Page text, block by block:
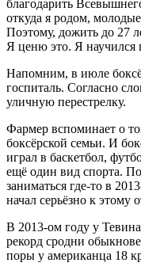
благодарить
откуда я родом,
Поэтому, дожить до 27
Я ценю это. Я научился
Напомним, в июле
госпиталь. Согласно
уличную перестрелку.
Фармер вспоминает о
боксёрской семьи. И
играл в баскетбол,
ещё один вид спорта.
заниматься где-то в
начал серьёзно к этому
В 2013-ом году у
рекорд сродни
поры у американца 18